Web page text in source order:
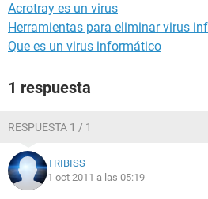
Acrotray es un virus
Herramientas para eliminar virus
Que es un virus informático
1 respuesta
RESPUESTA 1 / 1
TRIBISS
1 oct 2011 a las 05:19